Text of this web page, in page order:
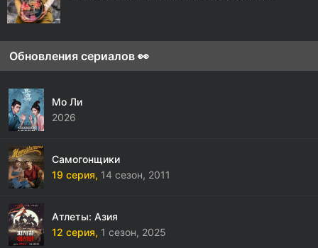
Обновления сериалов 👀
Мо Ли
2026
Самогонщики
19 серия, 14 сезон, 2011
Атлеты: Азия
12 серия, 1 сезон, 2025